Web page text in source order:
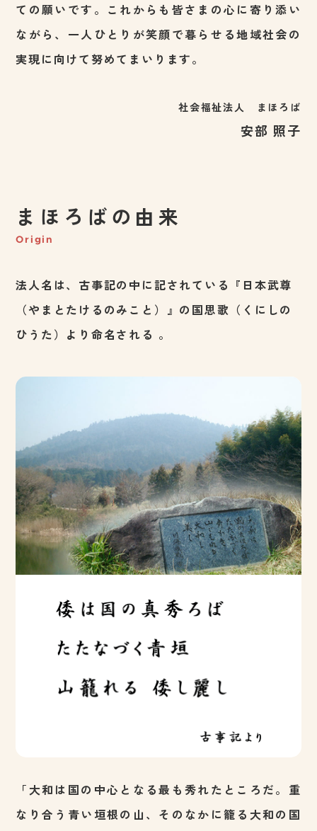
ての願いです。これからも皆さまの心に寄り添い
ながら、一人ひとりが笑顔で暮らせる地域社会の
実現に向けて努めてまいります。
社会福祉法人 まほろば
安部 照子
まほろばの由来
Origin
法人名は、古事記の中に記されている『日本武尊
（やまとたけるのみこと）』の国思歌（くにしの
ひうた）より命名される 。
「大和は国の中心となる最も秀れたところだ。重
なり合う青い垣根の山、そのなかに籠る大和の国